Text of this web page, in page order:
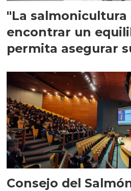
"La salmonicultura
encontrar un
permita asegurar
Consejo del